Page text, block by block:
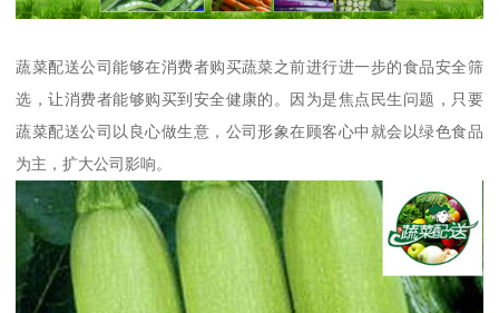
蔬菜配送公司能够在消费者购买蔬菜之前进行进一步的食品安全筛
选，让消费者能够购买到安全健康的。因为是焦点民生问题，只要
蔬菜配送公司以良心做生意，公司形象在顾客心中就会以绿色食品
为主，扩大公司影响。